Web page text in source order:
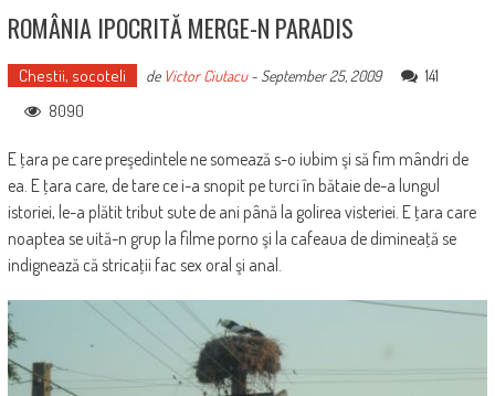
ROMÂNIA IPOCRITĂ MERGE-N PARADIS
Chestii, socoteli de Victor Ciutacu- September 25, 2009
141
8090
E ţara pe care preşedintele ne somează s-o iubim şi să fim mândri de
ea. E ţara care, de tare ce i-a snopit pe turci în bătaie de-a lungul
istoriei, le-a plătit tribut sute de ani până la golirea visteriei. E ţara care
noaptea se uită-n grup la filme porno şi la cafeaua de dimineaţă se
indignează că stricaţii fac sex oral şi anal.